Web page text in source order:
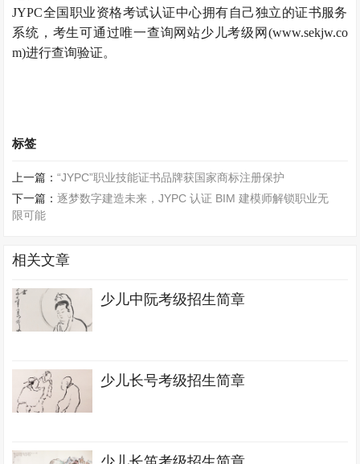
JYPC全国职业资格考试认证中心拥有自己独立的证书服务
系统，考生可通过唯一查询网站少儿考级网(www.sekjw.co
m)进行查询验证。
标签
上一篇：“JYPC”职业技能证书品牌获国家商标注册保护
下一篇：逐梦数字建造未来，JYPC 认证 BIM 建模师解锁职业无
限可能
相关文章
少儿中阮考级招生简章
少儿长号考级招生简章